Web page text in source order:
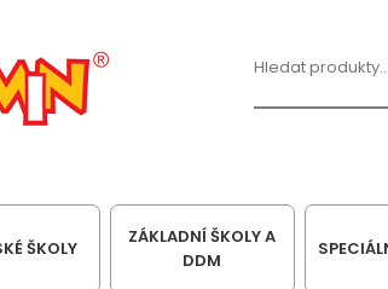
Hledat:
ŠKOLY
ZÁKLADNÍ ŠKOLY A
DDM